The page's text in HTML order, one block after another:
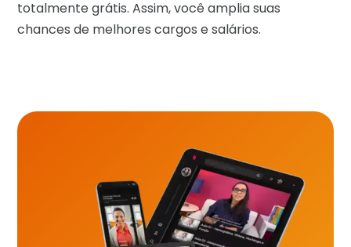
totalmente grátis. Assim, você amplia suas
chances de melhores cargos e salários.